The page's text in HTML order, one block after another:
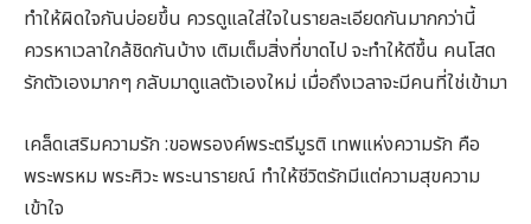
ทำให้ผิดใจกันบ่อยขึ้น ควรดูแลใส่ใจในรายละเอียดกันมากกว่านี้
ควรหาเวลาใกล้ชิดกันบ้าง เติมเต็มสิ่งที่ขาดไป จะทำให้ดีขึ้น คนโสด
รักตัวเองมากๆ กลับมาดูแลตัวเองใหม่ เมื่อถึงเวลาจะมีคนที่ใช่เข้ามา
เคล็ดเสริมความรัก :ขอพรองค์พระตรีมูรติ เทพแห่งความรัก คือ
พระพรหม พระศิวะ พระนารายณ์ ทำให้ชีวิตรักมีแต่ความสุขความ
เข้าใจ